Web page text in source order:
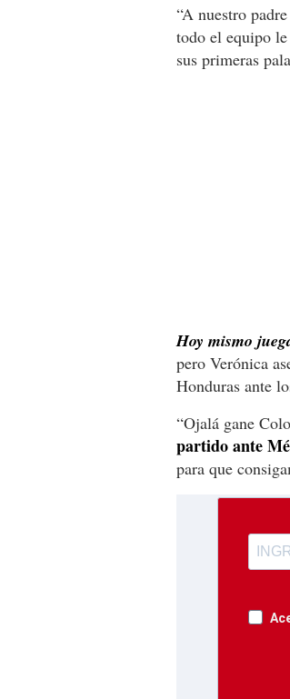
“A nuestro padre
todo el equipo
sus primeras
Hoy mismo
pero Verónica
Honduras ante
“Ojalá gane
partido ante
para que